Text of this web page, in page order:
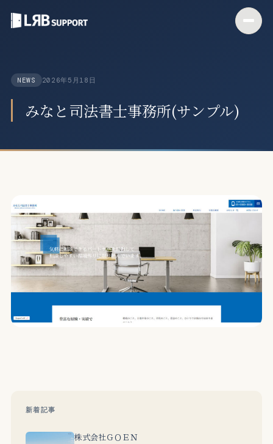
デジタルサポート
デジタル人材育成
NEWS 2026年5月18日
みなと司法書士事務所(サンプル)
新着記事
株式会社ＧＯＥＮ